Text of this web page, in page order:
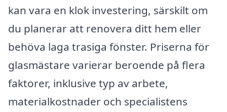
kan vara en klok investering, särskilt om
du planerar att renovera ditt hem eller
behöva laga trasiga fönster. Priserna för
glasmästare varierar beroende på flera
faktorer, inklusive typ av arbete,
materialkostnader och specialistens